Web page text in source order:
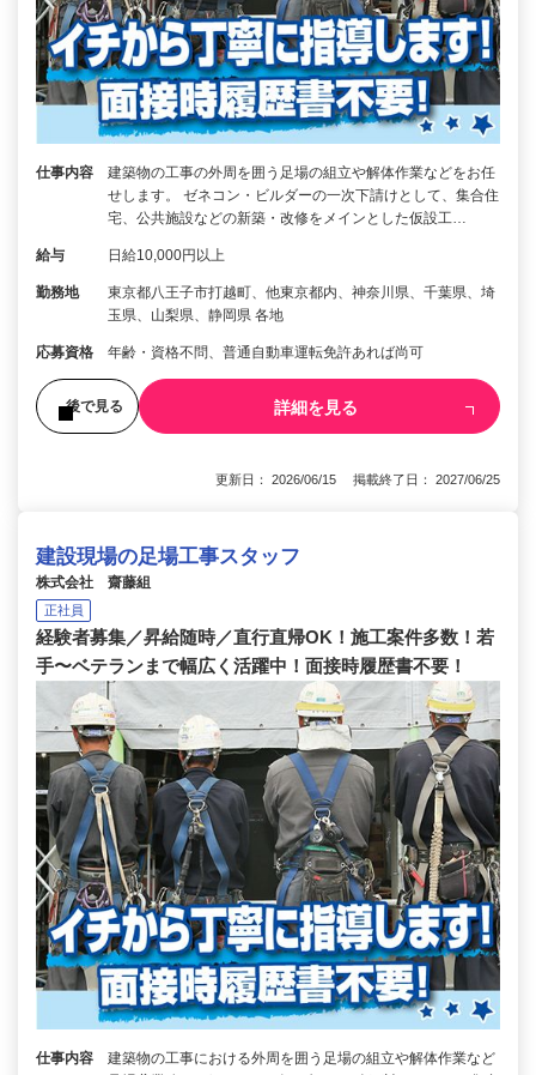
仕事内容
建築物の工事の外周を囲う足場の組立や解体作業などをお任
せします。 ゼネコン・ビルダーの一次下請けとして、集合住
宅、公共施設などの新築・改修をメインとした仮設工…
給与 日給10,000円以上
勤務地
東京都八王子市打越町、他東京都内、神奈川県、千葉県、埼
玉県、山梨県、静岡県 各地
応募資格 年齢・資格不問、普通自動車運転免許あれば尚可
後で見る 詳細を見る
更新日： 2026/06/15 掲載終了日： 2027/06/25
建設現場の足場工事スタッフ
株式会社 齋藤組
正社員
経験者募集／昇給随時／直行直帰OK！施工案件多数！若
手〜ベテランまで幅広く活躍中！面接時履歴書不要！
仕事内容
建築物の工事における外周を囲う足場の組立や解体作業など